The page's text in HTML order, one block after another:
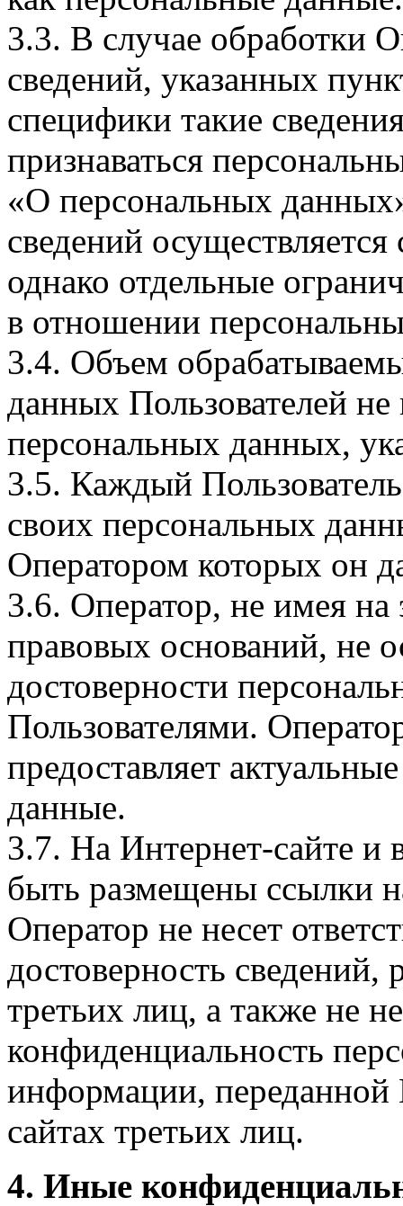
3.3. В случае обработки
сведений, указанных
специфики такие
признаваться
«О персональных
сведений
однако отдельные
в отношении
3.4. Объем
данных Пользователей
персональных данных,
3.5. Каждый
своих персональных
Оператором которых он
3.6. Оператор, не имея
правовых оснований, не
достоверности
Пользователями.
предоставляет
данные.
3.7. На Интернет-сайте
быть размещены ссылки
Оператор не несет
достоверность
третьих лиц, а также не
конфиденциальность
информации, переданной
сайтах третьих лиц.
4. Иные